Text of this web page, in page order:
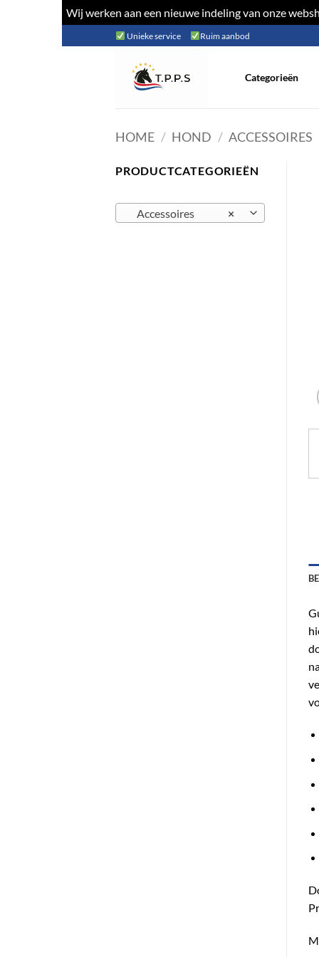
Wij werken aan een nieuwe indeling van onze
naar
Unieke service Ruim aanbod
Categorieën
HOME / HOND / ACCESSOIRES
PRODUCTCATEGORIEËN
×
Accessoires